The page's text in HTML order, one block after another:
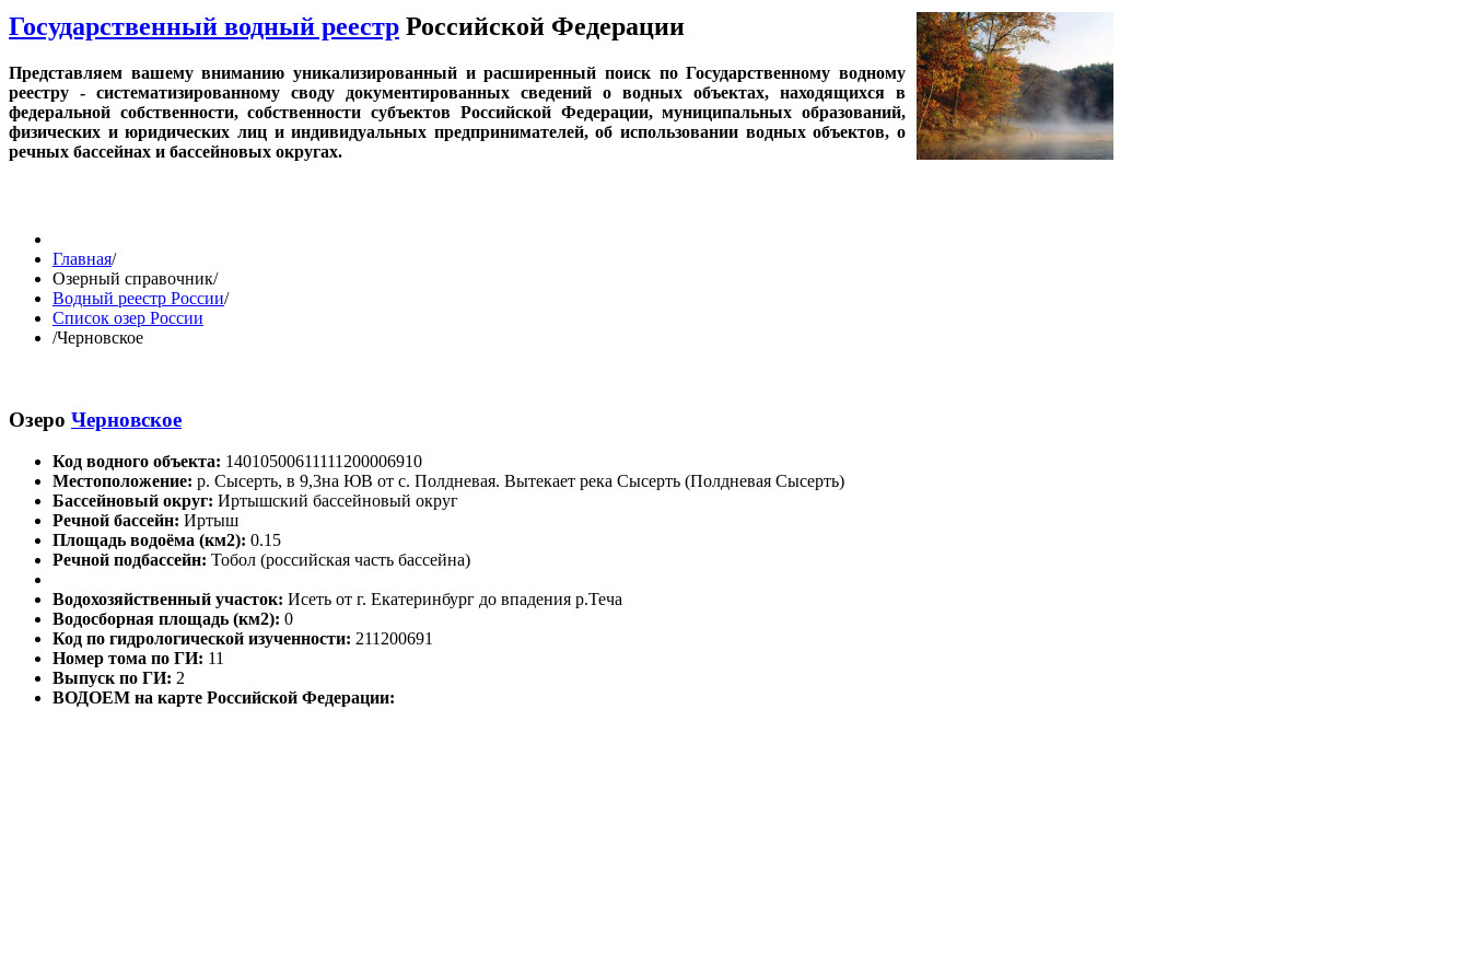
Государственный водный реестр Российской Федерации
Представляем вашему вниманию уникализированный и расширенный поиск по Государственному водному
реестру - систематизированному своду документированных сведений о водных объектах, находящихся в
федеральной собственности, собственности субъектов Российской Федерации, муниципальных образований,
физических и юридических лиц и индивидуальных предпринимателей, об использовании водных объектов, о
речных бассейнах и бассейновых округах.
Главная/
Озерный справочник/
Водный реестр России/
Список озер России
/Черновское
Озеро Черновское
Код водного объекта: 14010500611111200006910
Местоположение: р. Сысерть, в 9,3на ЮВ от с. Полдневая. Вытекает река Сысерть (Полдневая Сысерть)
Бассейновый округ: Иртышский бассейновый округ
Речной бассейн: Иртыш
Площадь водоёма (км2): 0.15
Речной подбассейн: Тобол (российская часть бассейна)
Водохозяйственный участок: Исеть от г. Екатеринбург до впадения р.Теча
Водосборная площадь (км2): 0
Код по гидрологической изученности: 211200691
Номер тома по ГИ: 11
Выпуск по ГИ: 2
ВОДОЕМ на карте Российской Федерации: